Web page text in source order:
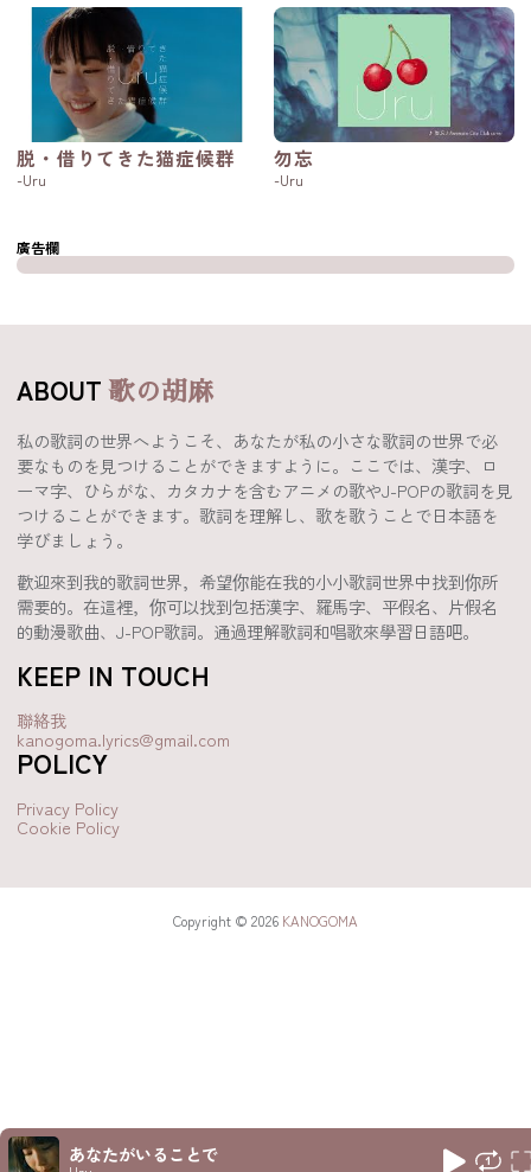
あなたがいることで
脱・借りてきた猫症候群
-Uru
勿忘
-Uru
廣告欄
ABOUT歌の胡麻
私の歌詞の世界へようこそ、あなたが私の小さな歌詞の世界で必
要なものを見つけることができますように。ここでは、漢字、ロ
ーマ字、ひらがな、カタカナを含むアニメの歌やJ-POPの歌詞を見
つけることができます。歌詞を理解し、歌を歌うことで日本語を
学びましょう。
歡迎來到我的歌詞世界，希望你能在我的小小歌詞世界中找到你所
需要的。在這裡，你可以找到包括漢字、羅馬字、平假名、片假名
的動漫歌曲、J-POP歌詞。通過理解歌詞和唱歌來學習日語吧。
KEEP IN TOUCH
聯絡我
kanogoma.lyrics@gmail.com
POLICY
Privacy Policy
Cookie Policy
Copyright © 2026 KANOGOMA